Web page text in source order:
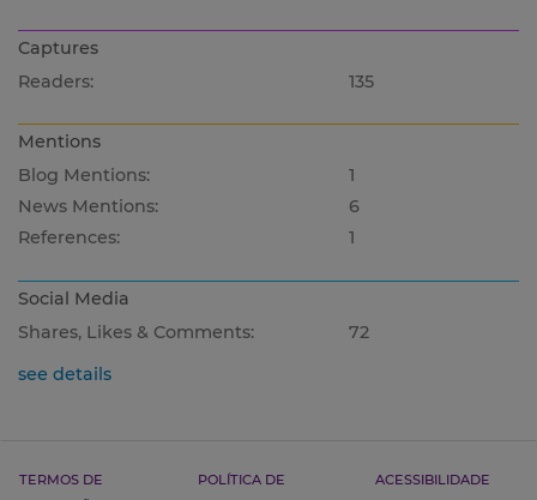
Captures
Readers:
135
Mentions
Blog Mentions:
1
News Mentions:
6
References:
1
Social Media
Shares, Likes & Comments:
72
see details
TERMOS DE
POLÍTICA DE
ACESSIBILIDADE